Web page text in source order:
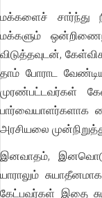
மக்களைச்
மக்களும்
விடுத்தவுடன்,
தாம் போராட
முரண்பட்டவர்கள்
பார்வையாளர்களாக
அரசியலை
இனவாதம்,
யாராலும்
கேட்பவர்கள் இதை